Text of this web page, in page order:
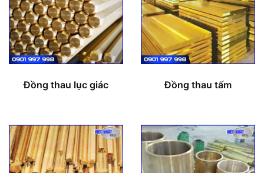
Đồng thau lục giác Đồng thau tấm